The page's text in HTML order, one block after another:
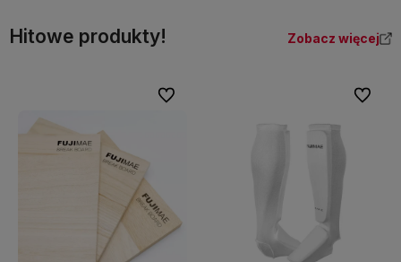
Hitowe produkty! Zobacz więcej
Do ulubionych Do